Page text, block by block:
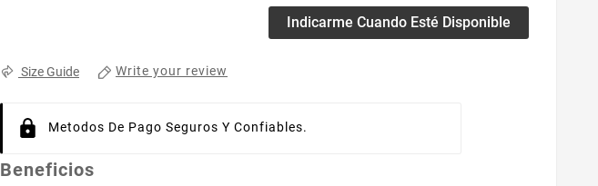
Indicarme Cuando Esté Disponible
Size Guide Write your review
Metodos De Pago Seguros Y Confiables.
Beneficios